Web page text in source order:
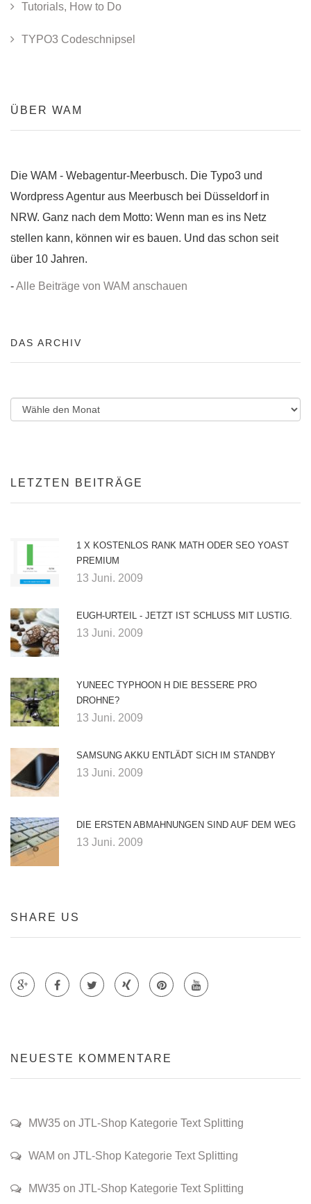
Tutorials, How to Do
TYPO3 Codeschnipsel
ÜBER WAM
Die WAM - Webagentur-Meerbusch. Die Typo3 und
Wordpress Agentur aus Meerbusch bei Düsseldorf in
NRW. Ganz nach dem Motto: Wenn man es ins Netz
stellen kann, können wir es bauen. Und das schon seit
über 10 Jahren.
-Alle Beiträge von WAM anschauen
DAS ARCHIV
LETZTEN BEITRÄGE
1 X KOSTENLOS RANK MATH ODER SEO YOAST
PREMIUM
13 Juni. 2009
EUGH-URTEIL - JETZT IST SCHLUSS MIT LUSTIG.
13 Juni. 2009
YUNEEC TYPHOON H DIE BESSERE PRO
DROHNE?
13 Juni. 2009
SAMSUNG AKKU ENTLÄDT SICH IM STANDBY
13 Juni. 2009
DIE ERSTEN ABMAHNUNGEN SIND AUF DEM WEG
13 Juni. 2009
SHARE US
Teile auf Google +
Teile auf Faecebook
Teile auf Twitter
Teile auf Xing
Teile auf Pinterest
NEUESTE KOMMENTARE
MW35 on JTL-Shop Kategorie Text Splitting
WAM on JTL-Shop Kategorie Text Splitting
MW35 on JTL-Shop Kategorie Text Splitting